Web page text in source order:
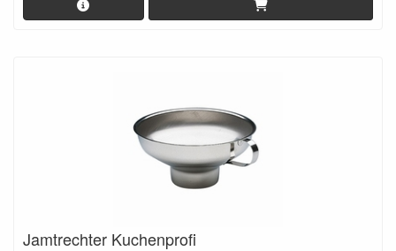
Jamtrechter Kuchenprofi